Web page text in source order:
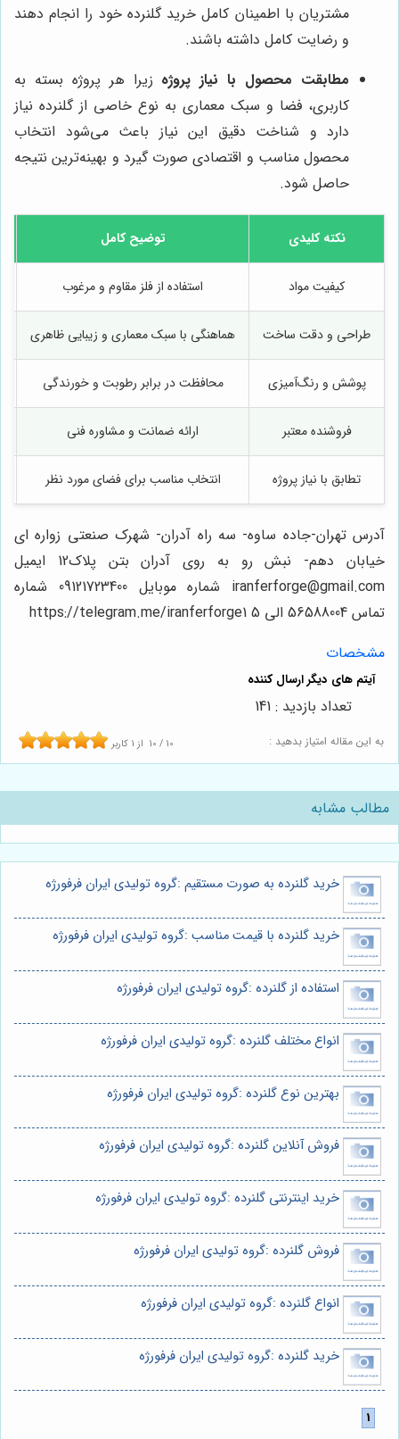
مشتریان با اطمینان کامل خرید گلنرده خود را انجام دهند
و رضایت کامل داشته باشند.
مطابقت محصول با نیاز پروژه زیرا هر پروژه بسته به
کاربری، فضا و سبک معماری به نوع خاصی از گلنرده نیاز
دارد و شناخت دقیق این نیاز باعث می‌شود انتخاب
محصول مناسب و اقتصادی صورت گیرد و بهینه‌ترین نتیجه
حاصل شود.
نکته کلیدی توضیح کامل
کیفیت مواد استفاده از فلز مقاوم و مرغوب
طراحی و دقت ساخت هماهنگی با سبک معماری و زیبایی ظاهری
پوشش و رنگ‌آمیزی محافظت در برابر رطوبت و خورندگی
فروشنده معتبر ارائه ضمانت و مشاوره فنی
تطابق با نیاز پروژه انتخاب مناسب برای فضای مورد نظر
آدرس تهران-جاده ساوه- سه راه آدران- شهرک صنعتی زواره ای
خیابان دهم- نبش رو به روی آدران بتن پلاک12 ایمیل
iranferforge@gmail.com شماره موبایل 09121723400 شماره
تماس 56588004 الی 5 https://telegram.me/iranferforge1
مشخصات
به این مقاله امتیاز بدهید : 10 / 10 از 1 کاربر
تعداد بازدید : 141
مطالب مشابه
خرید گلنرده به صورت مستقیم :گروه تولیدی ایران فرفورژه
خرید گلنرده با قیمت مناسب :گروه تولیدی ایران فرفورژه
استفاده از گلنرده :گروه تولیدی ایران فرفورژه
انواع مختلف گلنرده :گروه تولیدی ایران فرفورژه
بهترین نوع گلنرده :گروه تولیدی ایران فرفورژه
فروش آنلاین گلنرده :گروه تولیدی ایران فرفورژه
خرید اینترنتی گلنرده :گروه تولیدی ایران فرفورژه
فروش گلنرده :گروه تولیدی ایران فرفورژه
انواع گلنرده :گروه تولیدی ایران فرفورژه
خرید گلنرده :گروه تولیدی ایران فرفورژه